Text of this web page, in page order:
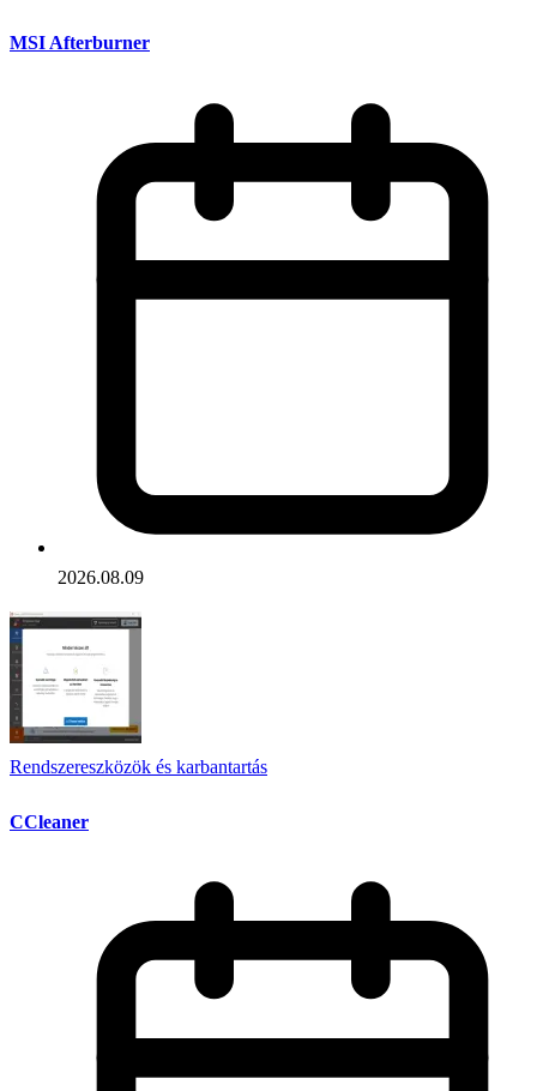
MSI Afterburner
2026.08.09
Rendszereszközök és karbantartás
CCleaner